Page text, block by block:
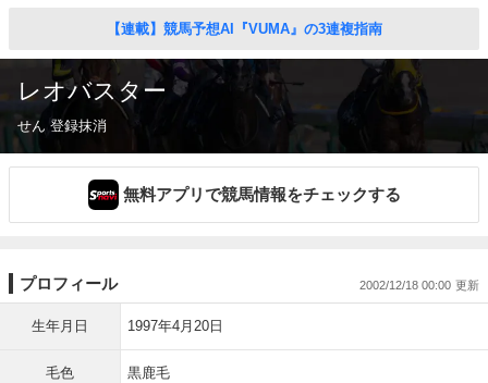
【連載】競馬予想AI『VUMA』の3連複指南
レオバスター
せん 登録抹消
無料アプリで競馬情報をチェックする
プロフィール 2002/12/18 00:00
生年月日 1997年4月20日
毛色 黒鹿毛